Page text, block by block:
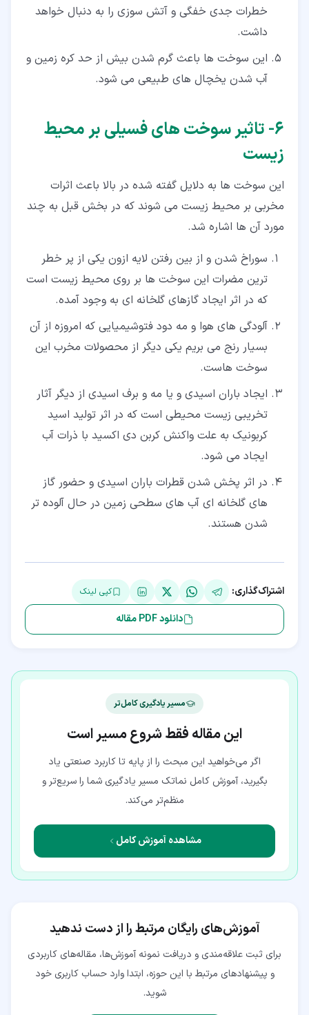
خطرات جدی خفگی و آتش سوزی را به دنبال خواهد
داشت.
این سوخت ها باعث گرم شدن بیش از حد کره زمین و
آب شدن یخچال های طبیعی می شود.
۶‏- تاثیر سوخت های فسیلی بر محیط
زیست
این سوخت ها به دلایل گفته شده در بالا باعث اثرات
مخربی بر محیط زیست می شوند که در بخش قبل به چند
مورد آن ها اشاره شد.
سوراخ شدن و از بین رفتن لایه ازون یکی از پر خطر
ترین مضرات این سوخت ها بر روی محیط زیست است
که در اثر ایجاد گازهای گلخانه ای به وجود آمده.
آلودگی های هوا و مه دود فتوشیمیایی که امروزه از آن
بسیار رنج می بریم یکی دیگر از محصولات مخرب این
سوخت هاست.
ایجاد باران اسیدی و یا مه و برف اسیدی از دیگر آثار
تخریبی زیست محیطی است که در اثر تولید اسید
کربونیک به علت واکنش کربن دی اکسید با ذرات آب
ایجاد می شود.
در اثر پخش شدن قطرات باران اسیدی و حضور گاز
های گلخانه ای آب های سطحی زمین در حال آلوده تر
شدن هستند.
اشتراک‌گذاری: کپی لینک
دانلود PDF مقاله
مسیر یادگیری کامل‌تر
این مقاله فقط شروع مسیر است
اگر می‌خواهید این مبحث را از پایه تا کاربرد صنعتی یاد
بگیرید، آموزش کامل نماتک مسیر یادگیری شما را سریع‌تر و
منظم‌تر می‌کند.
مشاهده آموزش کامل
آموزش‌های رایگان مرتبط را از دست ندهید
برای ثبت علاقه‌مندی و دریافت نمونه آموزش‌ها، مقاله‌های کاربردی
و پیشنهادهای مرتبط با این حوزه، ابتدا وارد حساب کاربری خود
شوید.